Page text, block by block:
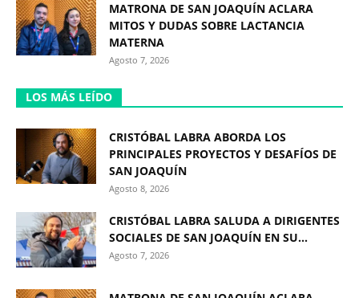
MATRONA DE SAN JOAQUÍN ACLARA
MITOS Y DUDAS SOBRE LACTANCIA
MATERNA
Agosto 7, 2026
LOS MÁS LEÍDO
CRISTÓBAL LABRA ABORDA LOS
PRINCIPALES PROYECTOS Y DESAFÍOS DE
SAN JOAQUÍN
Agosto 8, 2026
CRISTÓBAL LABRA SALUDA A DIRIGENTES
SOCIALES DE SAN JOAQUÍN EN SU...
Agosto 7, 2026